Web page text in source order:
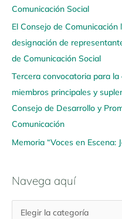
Comunicación Social
El Consejo de
designación de
de Comunicación Social
Tercera convocatoria para
miembros principales y
Consejo de Desarrollo y
Comunicación
Memoria “Voces en Escena:
Navega aquí
a
q
u
í